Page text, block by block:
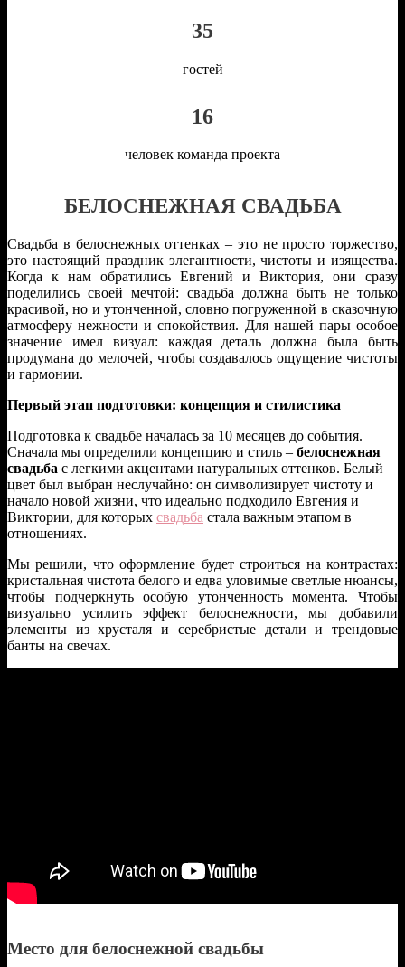
35
гостей
16
человек команда проекта
БЕЛОСНЕЖНАЯ СВАДЬБА
Свадьба в белоснежных оттенках – это не просто торжество,
это настоящий праздник элегантности, чистоты и изящества.
Когда к нам обратились Евгений и Виктория, они сразу
поделились своей мечтой: свадьба должна быть не только
красивой, но и утонченной, словно погруженной в сказочную
атмосферу нежности и спокойствия. Для нашей пары особое
значение имел визуал: каждая деталь должна была быть
продумана до мелочей, чтобы создавалось ощущение чистоты
и гармонии.
Первый этап подготовки: концепция и стилистика
Подготовка к свадьбе началась за 10 месяцев до события.
Сначала мы определили концепцию и стиль – белоснежная
свадьба с легкими акцентами натуральных оттенков. Белый
цвет был выбран неслучайно: он символизирует чистоту и
начало новой жизни, что идеально подходило Евгения и
Виктории, для которых свадьба стала важным этапом в
отношениях.
Мы решили, что оформление будет строиться на контрастах:
кристальная чистота белого и едва уловимые светлые нюансы,
чтобы подчеркнуть особую утонченность момента. Чтобы
визуально усилить эффект белоснежности, мы добавили
элементы из хрусталя и серебристые детали и трендовые
банты на свечах.
Место для белоснежной свадьбы